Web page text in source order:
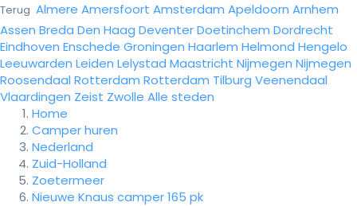
Terug Almere Amersfoort Amsterdam Apeldoorn Arnhem
Assen Breda Den Haag DeventerDoetinchem Dordrecht
Eindhoven Enschede Groningen Haarlem Helmond Hengelo
Leeuwarden Leiden Lelystad Maastricht Nijmegen Nijmegen
Roosendaal Rotterdam Rotterdam Tilburg Veenendaal
Vlaardingen Zeist Zwolle Alle steden
Home
Camper huren
Nederland
Zuid-Holland
Zoetermeer
Nieuwe Knaus camper 165 pk